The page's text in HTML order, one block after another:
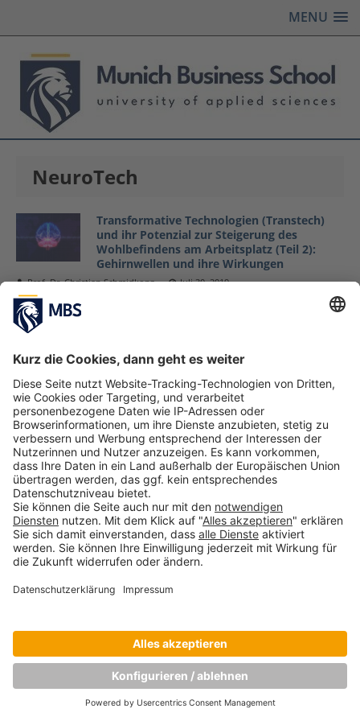
MENU
NeuroTech
Transformative Technologien (Transtech)
und ihr Potenzial zur Steigerung des
Wohlbefindens am Arbeitsplatz (Teil 2):
Gehirnwellen und ihre Wirkungen
Prof. Dr. Christian Schmidkonz Juli 30, 2019
Copyright © Munich Business School